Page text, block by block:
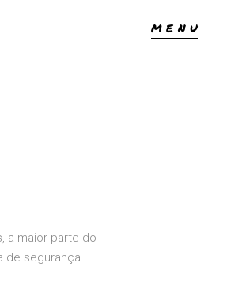
MENU
a maior parte do
de segurança